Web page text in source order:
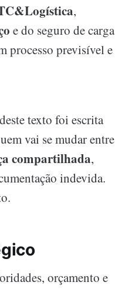
,
e do seguro de carga
processo previsível e
texto foi escrita
vai se mudar entre
compartilhada,
indevida.
orçamento e